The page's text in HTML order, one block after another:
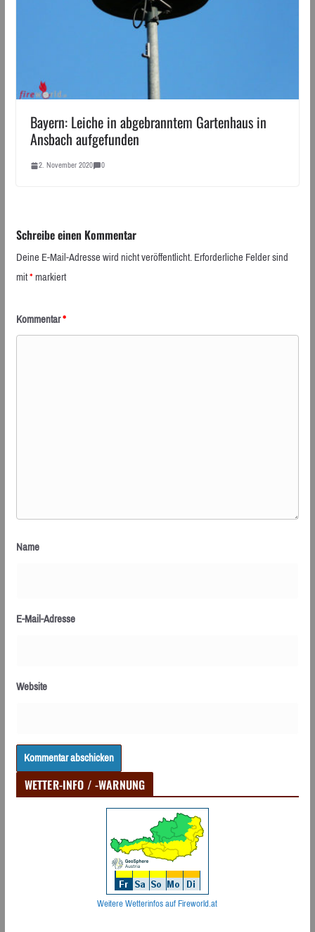
Bayern: Leiche in abgebranntem Gartenhaus in
Ansbach aufgefunden
2. November 2020 0
Schreibe einen Kommentar
Deine E-Mail-Adresse wird nicht veröffentlicht.Erforderliche Felder sind
mit*markiert
Kommentar*
Name
E-Mail-Adresse
Website
WETTER-INFO / -WARNUNG
Weitere Wetterinfos auf Fireworld.at